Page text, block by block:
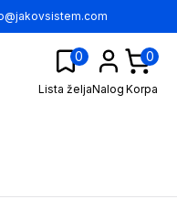
0
Lista željaNalog
0
Korpa